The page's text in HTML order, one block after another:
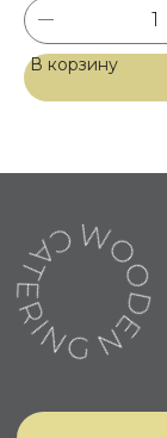
В корзину
СВЯЗАТЬСЯ С
+7 (977) 150-13-06
info@wooden-
Событийный
Выставка
Конференция
Тимбилдинг
Презентация